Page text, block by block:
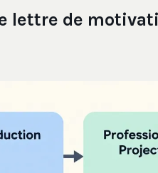
lettre de